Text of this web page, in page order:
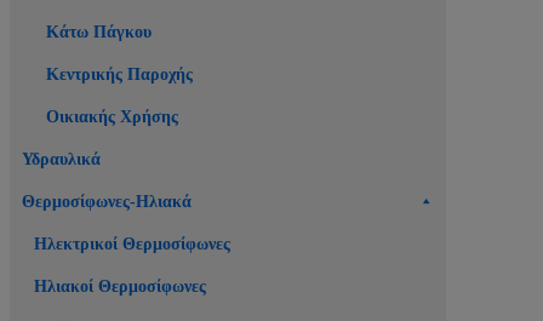
Κάτω Πάγκου
Κεντρικής Παροχής
Οικιακής Χρήσης
Υδραυλικά
Θερμοσίφωνες-Ηλιακά
Ηλεκτρικοί Θερμοσίφωνες
Ηλιακοί Θερμοσίφωνες